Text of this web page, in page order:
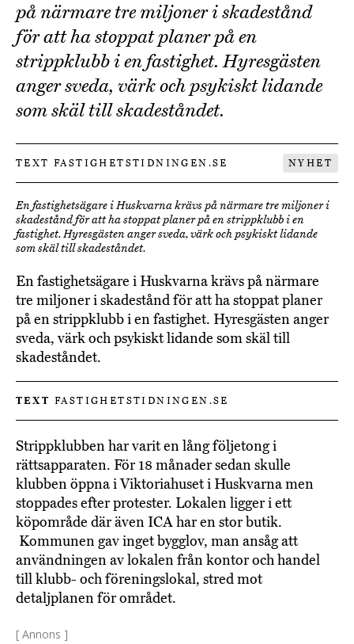
på närmare tre miljoner i skadestånd
för att ha stoppat planer på en
strippklubb i en fastighet. Hyresgästen
anger sveda, värk och psykiskt lidande
som skäl till skadeståndet.
TEXT FASTIGHETSTIDNINGEN.SE NYHET
En fastighetsägare i Huskvarna krävs på närmare tre miljoner i
skadestånd för att ha stoppat planer på en strippklubb i en
fastighet. Hyresgästen anger sveda, värk och psykiskt lidande
som skäl till skadeståndet.
En fastighetsägare i Huskvarna krävs på närmare
tre miljoner i skadestånd för att ha stoppat planer
på en strippklubb i en fastighet. Hyresgästen anger
sveda, värk och psykiskt lidande som skäl till
skadeståndet.
TEXT FASTIGHETSTIDNINGEN.SE
Strippklubben har varit en lång följetong i
rättsapparaten. För 18 månader sedan skulle
klubben öppna i Viktoriahuset i Huskvarna men
stoppades efter protester. Lokalen ligger i ett
köpområde där även ICA har en stor butik.
Kommunen gav inget bygglov, man ansåg att
användningen av lokalen från kontor och handel
till klubb- och föreningslokal, stred mot
detaljplanen för området.
[ Annons ]